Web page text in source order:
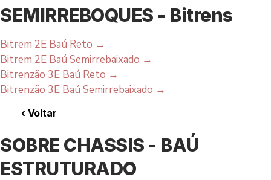
SEMIRREBOQUES - Bitrens
Bitrem 2E Baú Reto →
Bitrem 2E Baú Semirrebaixado →
Bitrenzão 3E Baú Reto →
Bitrenzão 3E Baú Semirrebaixado →
‹ Voltar
SOBRE CHASSIS - BAÚ
ESTRUTURADO